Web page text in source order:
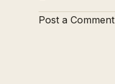
Post a Comment